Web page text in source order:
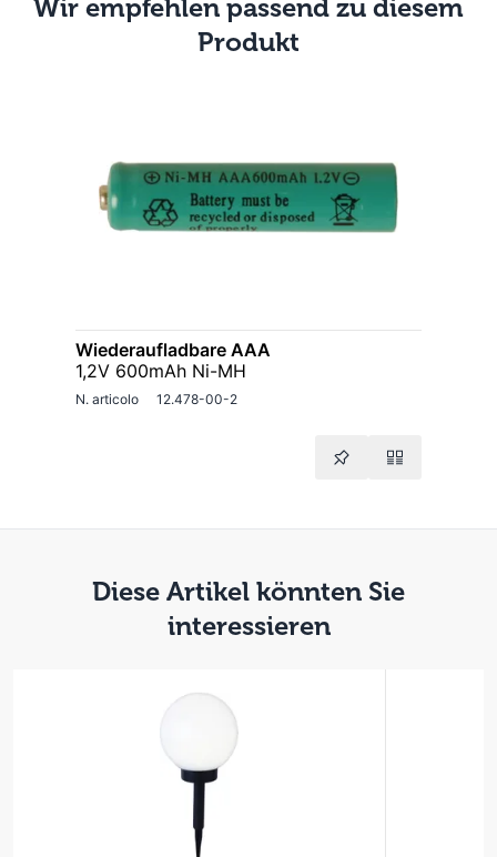
Wir empfehlen passend zu diesem
Produkt
Wiederaufladbare AAA
1,2V 600mAh Ni-MH
N. articolo 12.478-00-2
Diese Artikel könnten Sie
interessieren